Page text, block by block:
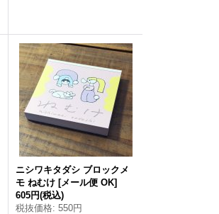
ニシワキタダシ ブロックメ
モ ねむけ [メール便 OK]
605円(税込)
税抜価格: 550円